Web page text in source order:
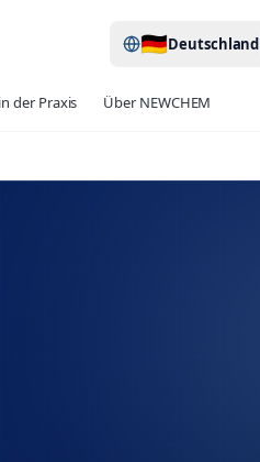
🇩🇪Deutschland
der Praxis Über NEWCHEM